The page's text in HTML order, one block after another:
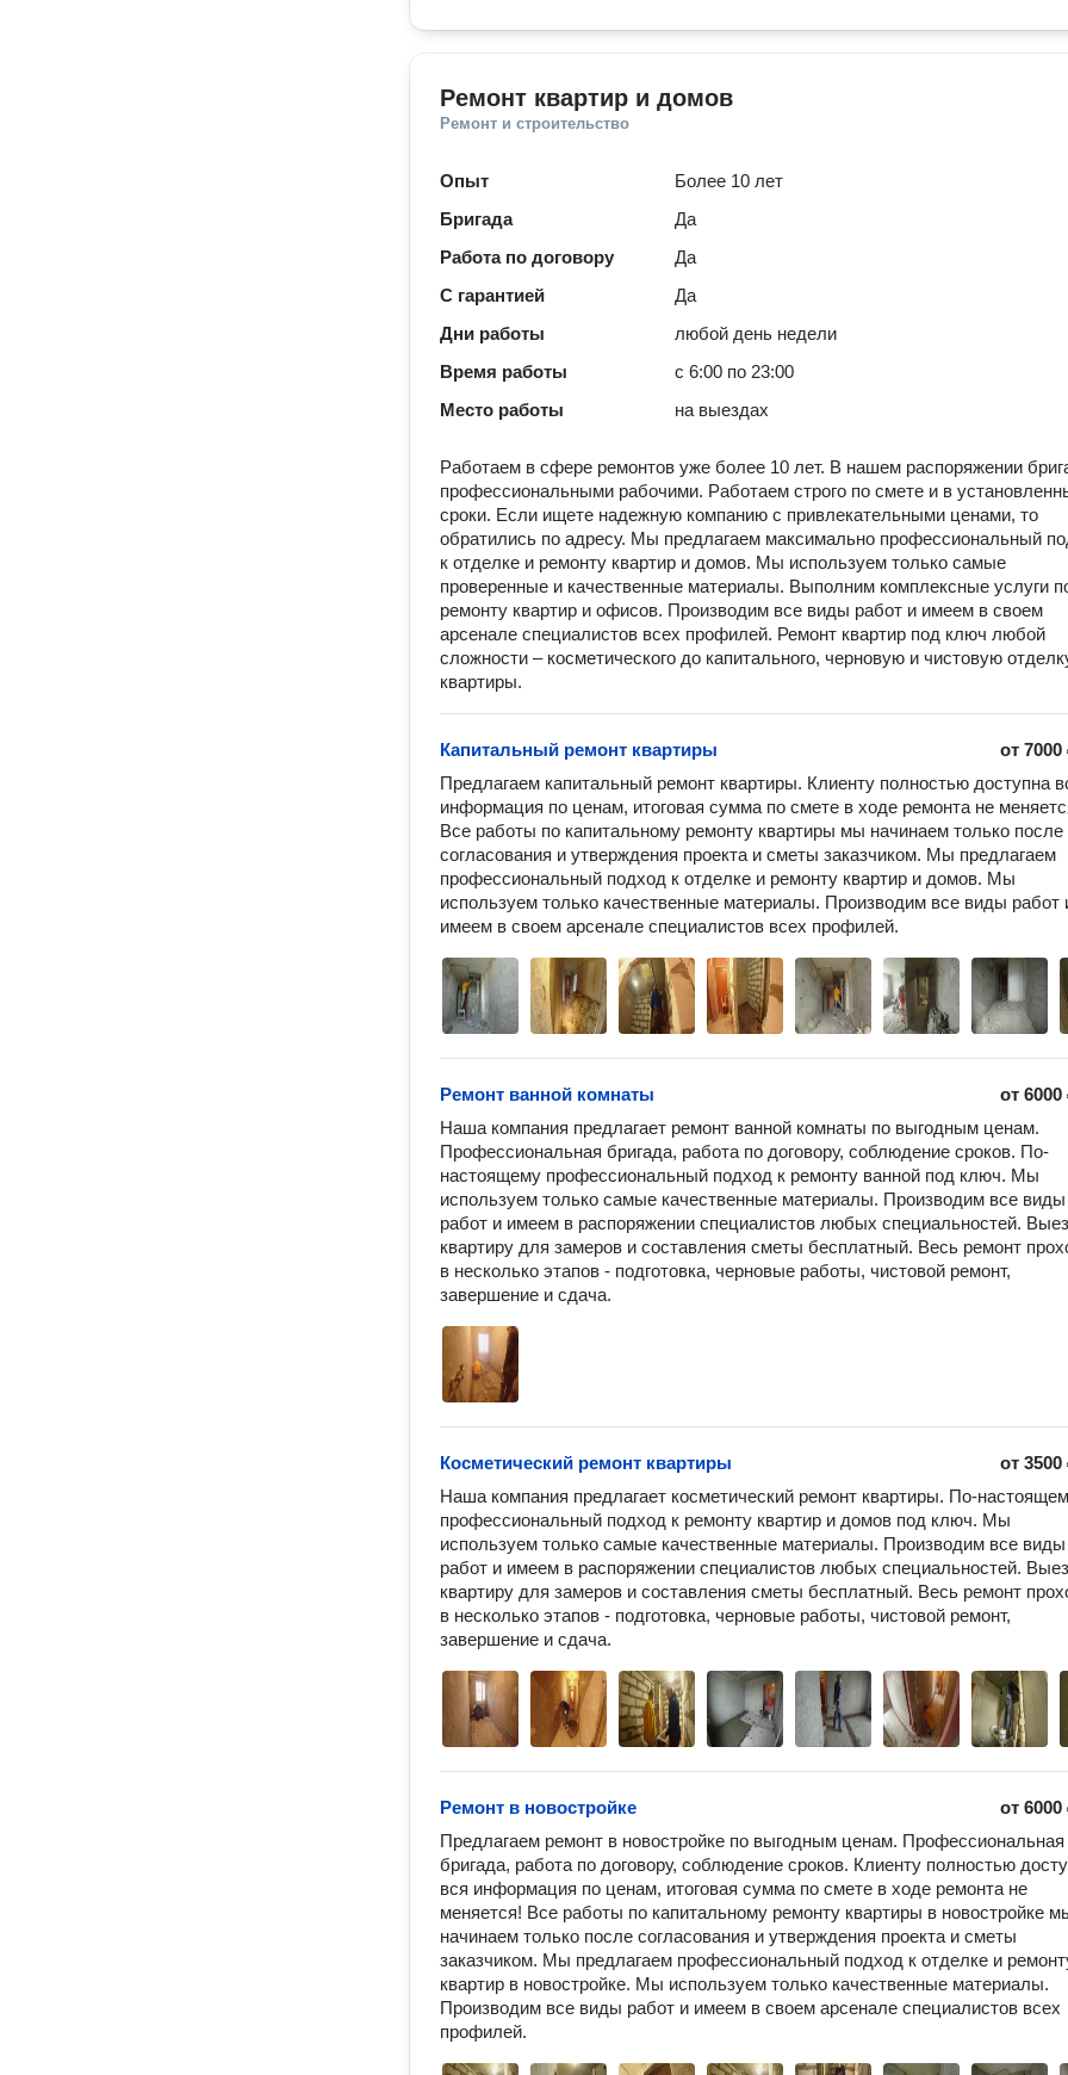
Ремонт квартир и домов
Ремонт и строительство
Опыт
Более 10 лет
Бригада
Да
Работа по договору
Да
С гарантией
Да
Дни работы
любой день недели
Время работы
с 6:00 по 23:00
Место работы
на выездах
Работаем в сфере ремонтов уже более 10 лет. В нашем распоряжении
профессиональными рабочими. Работаем строго по смете и в
сроки. Если ищете надежную компанию с привлекательными ценами, то
обратились по адресу. Мы предлагаем максимально профессиональный
к отделке и ремонту квартир и домов. Мы используем только самые
проверенные и качественные материалы. Выполним комплексные услуги
ремонту квартир и офисов. Производим все виды работ и имеем в своем
арсенале специалистов всех профилей. Ремонт квартир под ключ любой
сложности – косметического до капитального, черновую и чистовую
квартиры.
от7000
Капитальный ремонт квартиры
Предлагаем капитальный ремонт квартиры. Клиенту полностью доступна
информация по ценам, итоговая сумма по смете в ходе ремонта не
Все работы по капитальному ремонту квартиры мы начинаем только после
согласования и утверждения проекта и сметы заказчиком. Мы предлагаем
профессиональный подход к отделке и ремонту квартир и домов. Мы
используем только качественные материалы. Производим все виды работ
имеем в своем арсенале специалистов всех профилей.
от6000
Ремонт ванной комнаты
Наша компания предлагает ремонт ванной комнаты по выгодным ценам.
Профессиональная бригада, работа по договору, соблюдение сроков. По-
настоящему профессиональный подход к ремонту ванной под ключ. Мы
используем только самые качественные материалы. Производим все виды
работ и имеем в распоряжении специалистов любых специальностей.
квартиру для замеров и составления сметы бесплатный. Весь ремонт
в несколько этапов - подготовка, черновые работы, чистовой ремонт,
завершение и сдача.
от3500
Косметический ремонт квартиры
Наша компания предлагает косметический ремонт квартиры. По-
профессиональный подход к ремонту квартир и домов под ключ. Мы
используем только самые качественные материалы. Производим все виды
работ и имеем в распоряжении специалистов любых специальностей.
квартиру для замеров и составления сметы бесплатный. Весь ремонт
в несколько этапов - подготовка, черновые работы, чистовой ремонт,
завершение и сдача.
от6000
Ремонт в новостройке
Предлагаем ремонт в новостройке по выгодным ценам. Профессиональная
бригада, работа по договору, соблюдение сроков. Клиенту полностью
вся информация по ценам, итоговая сумма по смете в ходе ремонта не
меняется! Все работы по капитальному ремонту квартиры в новостройке
начинаем только после согласования и утверждения проекта и сметы
заказчиком. Мы предлагаем профессиональный подход к отделке и
квартир в новостройке. Мы используем только качественные материалы.
Производим все виды работ и имеем в своем арсенале специалистов всех
профилей.